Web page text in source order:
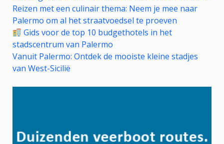
Reizen met een culinair thema: Neem je mee naar
Palermo om al het straatvoedsel te proeven
Gids voor de top 10 budgethotels in het
stadscentrum van Palermo
Vanuit Palermo: Ontdek de mooiste kleine stadjes
van West-Sicilië